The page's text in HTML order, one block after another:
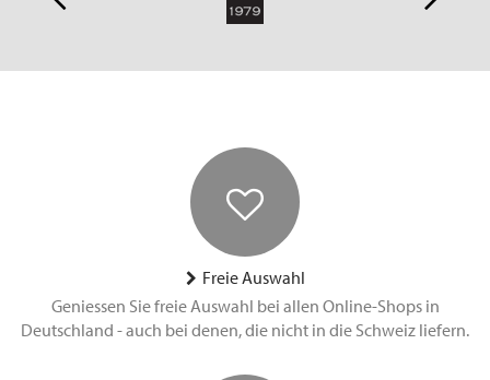
Freie Auswahl
Geniessen Sie freie Auswahl bei allen Online-Shops in
Deutschland - auch bei denen, die nicht in die Schweiz liefern.